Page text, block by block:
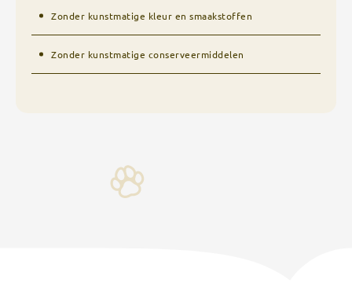
Zonder kunstmatige kleur en smaakstoffen
Zonder kunstmatige conserveermiddelen